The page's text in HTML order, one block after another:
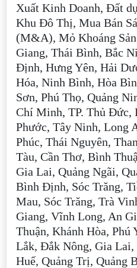
Xuất Kinh Doanh, Đất
Khu Đô Thị, Mua Bán
(M&A), Mỏ Khoáng
Giang, Thái Bình, Bắc
Định, Hưng Yên, Hải
Hóa, Ninh Bình, Hòa
Sơn, Phú Thọ, Quảng
Chí Minh, TP. Thủ Đức,
Phước, Tây Ninh, Long
Phúc, Thái Nguyên,
Tàu, Cần Thơ, Bình
Gia Lai, Quảng Ngãi,
Bình Định, Sóc Trăng,
Mau, Sóc Trăng, Trà
Giang, Vĩnh Long, An
Thuận, Khánh Hòa,
Lắk, Đắk Nông, Gia
Huế, Quảng Trị, Quảng